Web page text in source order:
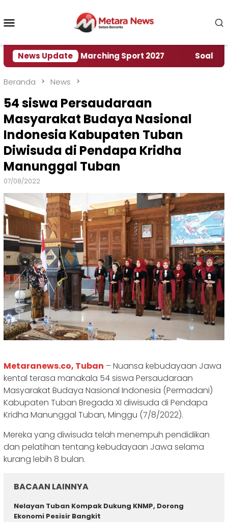
konten
News Update
World Marching Sport 2027 ‎Soal Rencana
Beranda News
54 siswa Persaudaraan
Masyarakat Budaya Nasional
Indonesia Kabupaten Tuban
Diwisuda di Pendapa Kridha
Manunggal Tuban
07/08/2022
Metaranews.co, Tuban – Nuansa kebudayaan Jawa
kental terasa manakala 54 siswa Persaudaraan
Masyarakat Budaya Nasional Indonesia (Permadani)
Kabupaten Tuban Bregada XI diwisuda di Pendapa
Kridha Manunggal Tuban, Minggu (7/8/2022).
Mereka yang diwisuda telah menempuh pendidikan
dan pelatihan tentang kebudayaan Jawa selama
kurang lebih 8 bulan.
BACAAN LAINNYA
Nelayan Tuban Kompak Dukung KNMP, Dorong
Ekonomi Pesisir Bangkit